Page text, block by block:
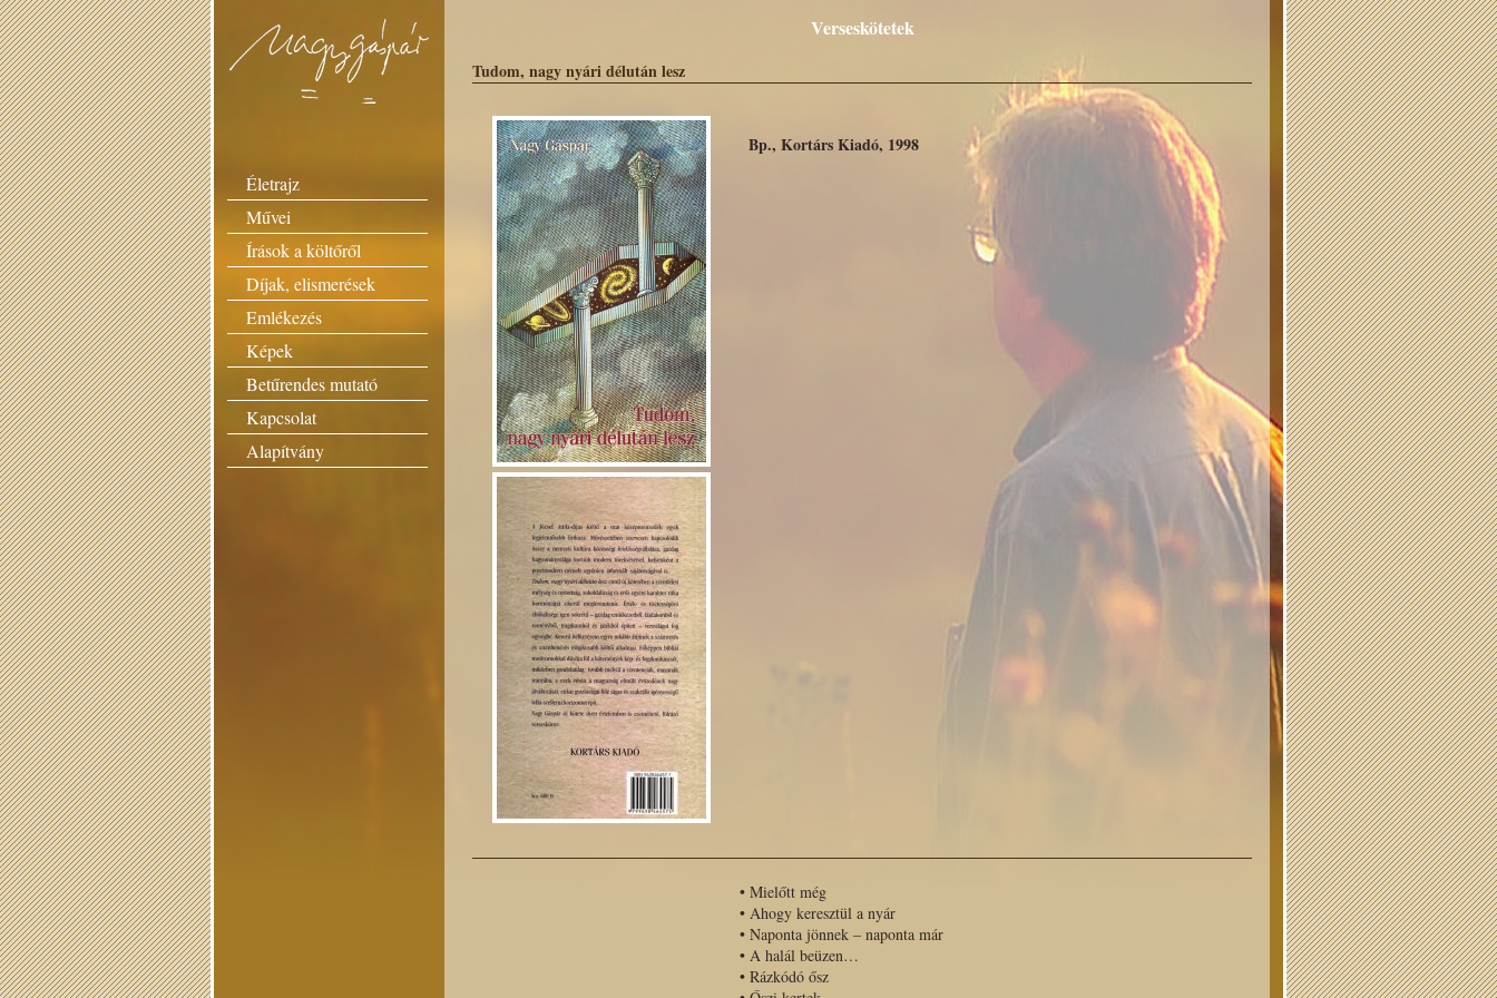
Életrajz
Művei
Írások a költőről
Díjak, elismerések
Emlékezés
Képek
Betűrendes mutató
Kapcsolat
Alapítvány
Verseskötetek
Tudom, nagy nyári délután lesz
Bp., Kortárs Kiadó, 1998
• Mielőtt még
• Ahogy keresztül a nyár
• Naponta jönnek – naponta már
• A halál beüzen…
• Rázkódó ősz